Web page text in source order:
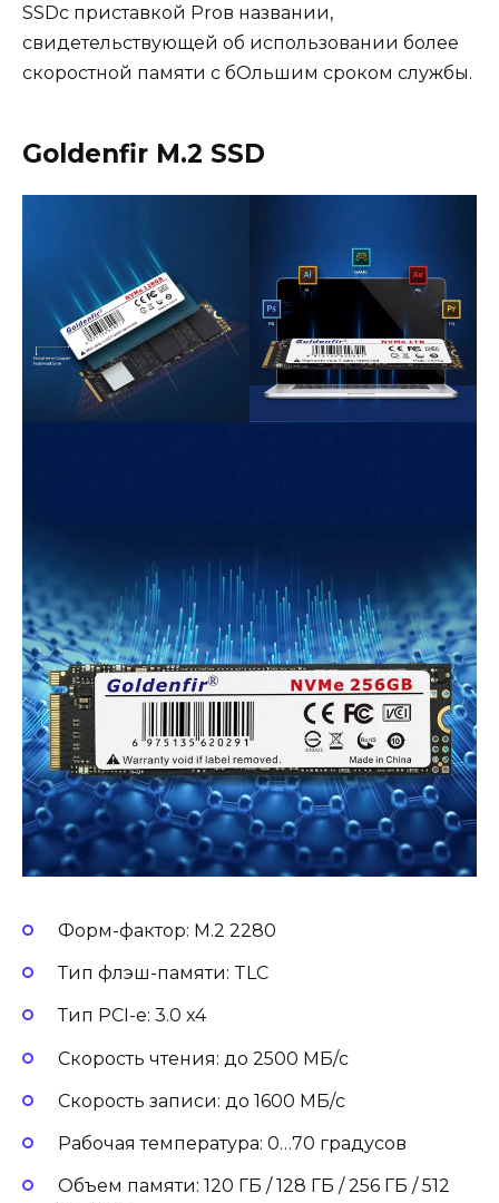
SSDс приставкой Proв названии,
свидетельствующей об использовании более
скоростной памяти с бОльшим сроком службы.
Goldenfir M.2 SSD
Форм-фактор: M.2 2280
Тип флэш-памяти: TLC
Тип PCI-e: 3.0 x4
Скорость чтения: до 2500 МБ/с
Скорость записи: до 1600 МБ/с
Рабочая температура: 0…70 градусов
Объем памяти: 120 ГБ / 128 ГБ / 256 ГБ / 512